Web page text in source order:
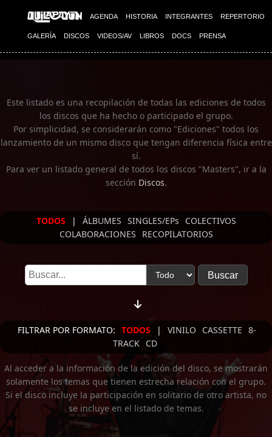
AGENDA HISTORIA INTEGRANTES REPERTORIO
GALERÍA DISCOS VIDEOS/AV LIBROS DOCS PRENSA
Imagen 01
Este listado es una recopilación de todas las ediciones de todos
los discos que ha hecho o participado el grupo.
Por simplicidad, se considerarán como "Ediciones" todos los
lanzamiento de un mismo disco que tengan diferencia física entre
sí.
Para ver un listado general de todos los discos "Masters", ir a la
secciónDiscos.
TODOS | ÁLBUMES SINGLES/EPs
COLECTIVOS
COLABORACIONES
RECOPILATORIOS
FILTRAR POR FORMATO: TODOS | VINILO CASSETTE 8-
TRACK CD
Al acceder a la información de la edición del disco, se mostrarán
solamente los temas que tienen estrecha relación con el grupo.
Si el disco incluye la participación en solitario de otro artista, no
se incluye en el listado de temas.